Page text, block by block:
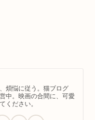
煩悩に従う。猫ブログ
中。映画の合間に、可愛
ください。